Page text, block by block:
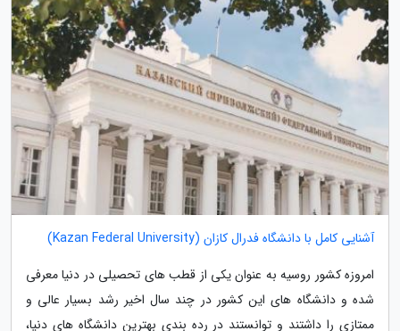
آشنایی کامل با دانشگاه فدرال کازان (Kazan Federal University)
امروزه کشور روسیه به عنوان یکی از قطب های تحصیلی در دنیا معرفی
شده و دانشگاه های این کشور در چند سال اخیر رشد بسیار عالی و
ممتازی را داشتند و توانستند در رده بندی بهترین دانشگاه های دنیا،